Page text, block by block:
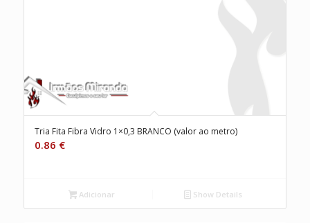
Tria Fita Fibra Vidro 1×0,3 BRANCO (valor ao metro)
0.86 €
Adicionar Show Details